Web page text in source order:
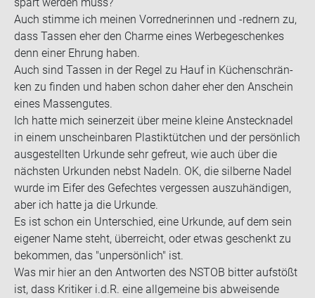
Auch stim­me ich mei­nen Vor­red­ne­rin­nen und -​rednern zu,
dass Tas­sen eher den Charme eines Wer­be­ge­schen­kes
denn einer Eh­rung haben.
Auch sind Tas­sen in der Regel zu Hauf in Kü­chen­schrän­
ken zu fin­den und haben schon daher eher den An­schein
eines Mas­sen­gu­tes.
Ich hatte mich sei­ner­zeit über meine klei­ne An­steck­na­del
in einem un­schein­ba­ren Plas­tik­tüt­chen und der per­sön­lich
aus­ge­stell­ten Ur­kun­de sehr ge­freut, wie auch über die
nächs­ten Ur­kun­den nebst Na­deln. OK, die sil­ber­ne Nadel
wurde im Eifer des Ge­fech­tes ver­ges­sen aus­zu­hän­di­gen,
aber ich hatte ja die Ur­kun­de.
Es ist schon ein Un­ter­schied, eine Ur­kun­de, auf dem sein
ei­ge­ner Name steht, über­reicht, oder etwas ge­schenkt zu
be­kom­men, das "un­per­sön­lich" ist.
Was mir hier an den Ant­wor­ten des NSTOB bit­ter auf­stößt
ist, dass Kri­ti­ker i.d.R. eine all­ge­mei­ne bis ab­wei­sen­de